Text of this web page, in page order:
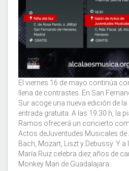
El viernes 16 de mayo continúa
llena de contrastes. En San
Sur acoge una nueva edición de la
entrada gratuita. A las 19:30 h, la
Ramos ofrecerá un concierto
Actos deJuventudes Musicales
Bach, Mozart, Liszt y Debussy. Y
María Ruiz celebra diez años de
Monkey Man de Guadalajara.